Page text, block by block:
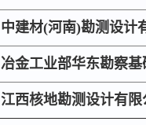
中建材(河南)勘测设计
冶金工业部华东勘察
江西核地勘测设计有限